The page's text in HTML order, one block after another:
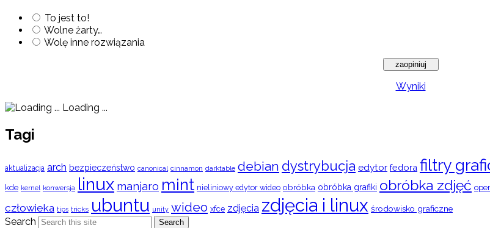
To jest to!
Wolne żarty…
Wolę inne rozwiązania
Wyniki
Loading ...
Tagi
aktualizacja arch bezpieczeństwo canonical cinnamon darktable debian dystrybucja edytor fedora filtry
kde kernel konwersja linux manjaro mint nieliniowy edytor wideo obróbka obróbka grafiki obróbka zdjęć
człowieka tips tricks ubuntu unity wideo xfce zdjęcia zdjęcia i linux środowisko graficzne
Search Search